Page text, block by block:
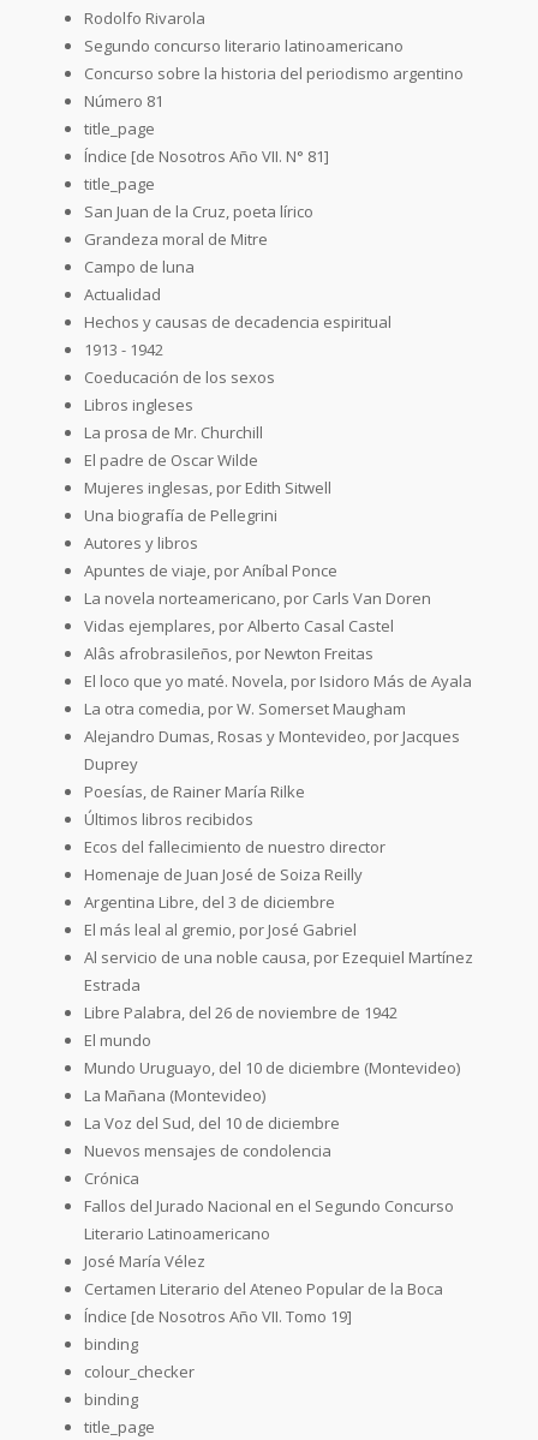
Rodolfo Rivarola
Segundo concurso literario latinoamericano
Concurso sobre la historia del periodismo argentino
Número 81
title_page
Índice [de Nosotros Año VII. N° 81]
title_page
San Juan de la Cruz, poeta lírico
Grandeza moral de Mitre
Campo de luna
Actualidad
Hechos y causas de decadencia espiritual
1913 - 1942
Coeducación de los sexos
Libros ingleses
La prosa de Mr. Churchill
El padre de Oscar Wilde
Mujeres inglesas, por Edith Sitwell
Una biografía de Pellegrini
Autores y libros
Apuntes de viaje, por Aníbal Ponce
La novela norteamericano, por Carls Van Doren
Vidas ejemplares, por Alberto Casal Castel
Alâs afrobrasileños, por Newton Freitas
El loco que yo maté. Novela, por Isidoro Más de Ayala
La otra comedia, por W. Somerset Maugham
Alejandro Dumas, Rosas y Montevideo, por Jacques
Duprey
Poesías, de Rainer María Rilke
Últimos libros recibidos
Ecos del fallecimiento de nuestro director
Homenaje de Juan José de Soiza Reilly
Argentina Libre, del 3 de diciembre
El más leal al gremio, por José Gabriel
Al servicio de una noble causa, por Ezequiel Martínez
Estrada
Libre Palabra, del 26 de noviembre de 1942
El mundo
Mundo Uruguayo, del 10 de diciembre (Montevideo)
La Mañana (Montevideo)
La Voz del Sud, del 10 de diciembre
Nuevos mensajes de condolencia
Crónica
Fallos del Jurado Nacional en el Segundo Concurso
Literario Latinoamericano
José María Vélez
Certamen Literario del Ateneo Popular de la Boca
Índice [de Nosotros Año VII. Tomo 19]
binding
colour_checker
binding
title_page